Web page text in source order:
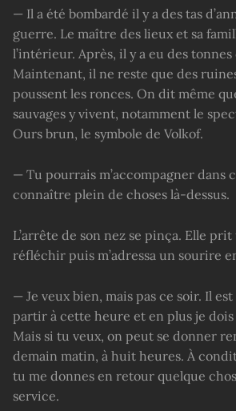
— Il a été bombardé il y a des tas
guerre. Le maître des lieux et sa
l’intérieur. Après, il y a eu des tonnes
Maintenant, il ne reste que des
poussent les ronces. On dit même
sauvages y vivent, notamment le
Ours brun, le symbole de Volkof.
— Tu pourrais m’accompagner dans
connaître plein de choses là-dessus.
L’arrête de son nez se pinça. Elle
réfléchir puis m’adressa un sourire
— Je veux bien, mais pas ce soir. Il
partir à cette heure et en plus je
Mais si tu veux, on peut se donner
demain matin, à huit heures. À
tu me donnes en retour quelque
service.